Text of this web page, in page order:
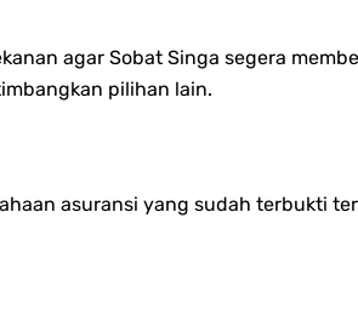
agar Sobat Singa segera
pilihan lain.
asuransi yang sudah terbukti